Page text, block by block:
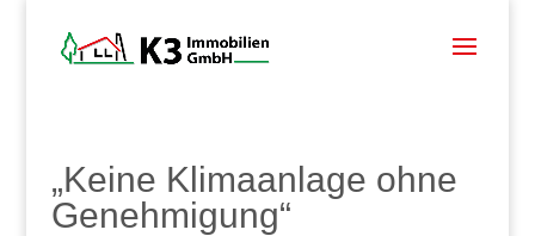
„Keine Klimaanlage ohne
Genehmigung“